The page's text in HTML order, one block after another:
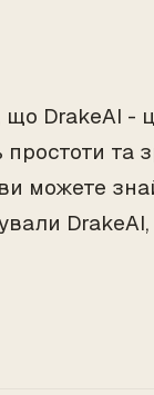
DrakeAI -
та
можете